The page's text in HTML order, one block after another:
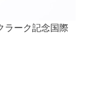
ーク記念国際